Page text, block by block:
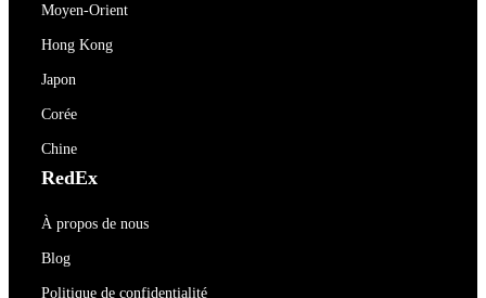
Moyen-Orient
Hong Kong
Japon
Corée
Chine
RedEx
À propos de nous
Blog
Politique de confidentialité